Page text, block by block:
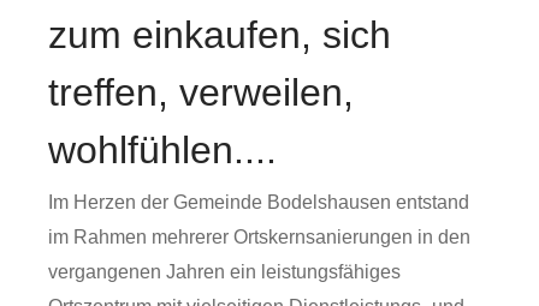
zum einkaufen, sich
treffen, verweilen,
wohlfühlen....
Im Herzen der Gemeinde Bodelshausen entstand
im Rahmen mehrerer Ortskernsanierungen in den
vergangenen Jahren ein leistungsfähiges